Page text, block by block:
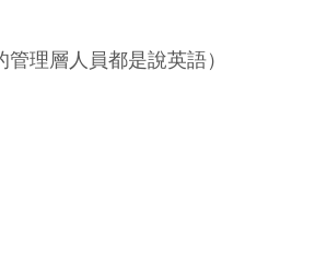
理層人員都是說英語）